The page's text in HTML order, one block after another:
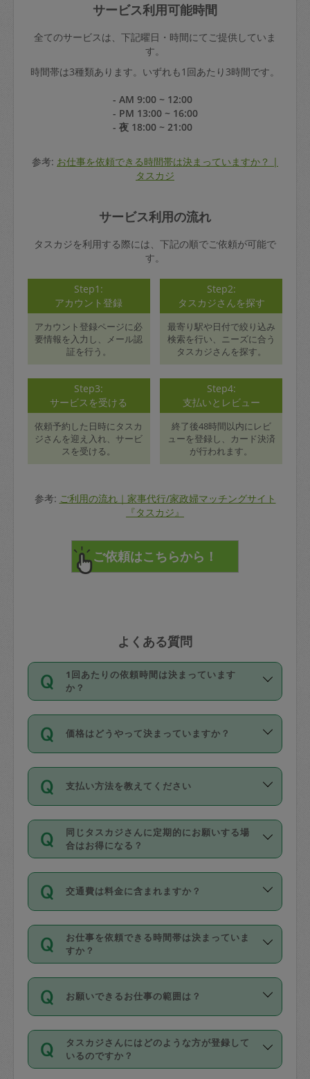
サービス利用可能時間
全てのサービスは、下記曜日・時間にてご提供していま
す。
時間帯は3種類あります。いずれも1回あたり3時間です。
- AM 9:00 ~ 12:00
- PM 13:00 ~ 16:00
- 夜 18:00 ~ 21:00
参考: お仕事を依頼できる時間帯は決まっていますか？ |
タスカジ
サービス利用の流れ
タスカジを利用する際には、下記の順でご依頼が可能で
す。
Step1:
アカウント登録
アカウント登録ページに必
要情報を入力し、メール認
証を行う。
Step2:
タスカジさんを探す
最寄り駅や日付で絞り込み
検索を行い、ニーズに合う
タスカジさんを探す。
Step3:
サービスを受ける
依頼予約した日時にタスカ
ジさんを迎え入れ、サービ
スを受ける。
Step4:
支払いとレビュー
終了後48時間以内にレビ
ューを登録し、カード決済
が行われます。
参考: ご利用の流れ｜家事代行/家政婦マッチングサイト
『タスカジ』
よくある質問
1回あたりの依頼時間は決まっています
か？
依頼1回につき3時間固定です。3時間を
超えて依頼したい場合は、延長機能をご
利用ください。機能をご利用いただくに
の上事前申請することが必要です。な
お、3時間を下回っても、値引き等はござ
いません。
価格はどうやって決まっていますか？
11種類の価格帯の中からタスカジさん自
身が価格を選んで設定しています。
タスカジさんの価格設定には最初は制限
があり、レビュー件数、レビューの平均
値、などで除々に設定可能な最高額が上
がっていく仕組みになっています。
支払い方法を教えてください
お支払方法はクレジットカード（Visa／
Master／JCB／AMERICAN EXPRESS／
Diners Club）のみとなります。
を行う際にご入力ください。プロフィー
ル登録時にはご入力いただかなくても大
丈夫です。
デビットカード・プリペイドカード（Vプ
リカ、au WALLETなど）は支払にはご利
銀行振込や現金払いも対応していませ
なお、タスカジさんの交通費も、依頼料
金のご請求と合わせてお支払いとなりま
同じタスカジさんに定期的にお願いする場
合はお得になる？
依頼には「スポット」と「定期（毎週｜
隔週）」があり、「定期」の依頼は「ス
ポット」よりお得な料金でご利用できま
す。
定期の最低利用回数は設けていない代わ
りに、一定数を超えたキャンセルは有償
（例：毎週定期の場合は３回以上のキャ
ンセルが有償（1200円、隔週定期の場合
は２回以上のキャンセルが有償（1200
交通費は料金に含まれますか？
交通費は依頼料金とは別途発生し、依頼
料金のご請求と合わせてお支払いとなり
ます。交通費の金額は「依頼の詳細」に
お仕事を依頼できる時間帯は決まっていま
すか？
時間帯は3種類あります。いずれも１回あ
たり３時間です。
・ＡＭ ９時～１２時
・ＰＭ １３時～１６時
・夜 １８時～２１時
お願いできるお仕事の範囲は？
掃除、整理収納、洗濯、買い物、料理、
作り置きです。タスカジさんによってで
きる仕事の範囲が異なりますので、依頼
タスカジさんにはどのような方が登録して
いるのですか？